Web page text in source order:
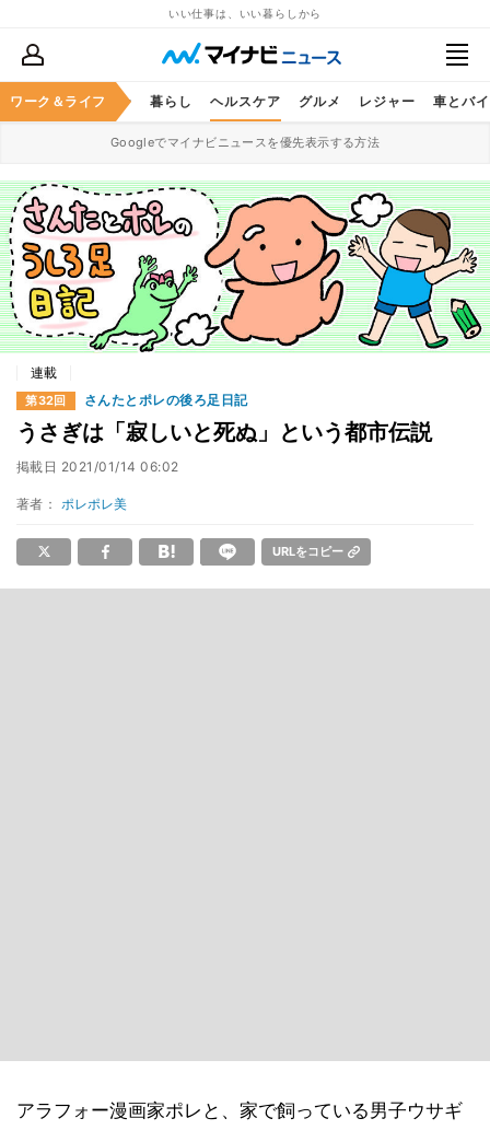
いい仕事は、いい暮らしから
ワーク＆ライフ
ススキル マネー 暮らし ヘルスケア グルメ レジャー 車とバ
Googleでマイナビニュースを優先表示する方法
連載
第32回 さんたとポレの後ろ足日記
うさぎは「寂しいと死ぬ」という都市伝説
掲載日 2021/01/14 06:02
著者： ポレポレ美
URLをコピー
アラフォー漫画家ポレと、家で飼っている男子ウサギ